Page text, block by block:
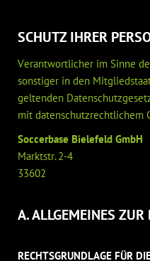
SCHUTZ IHRER
Verantwortlicher im Sinne
sonstiger in den
geltenden
mit datenschutzrechtlichem
Soccerbase Bielefeld GmbH
Marktstr. 2-4
33602
A. ALLGEMEINES
RECHTSGRUNDLAGE FÜR